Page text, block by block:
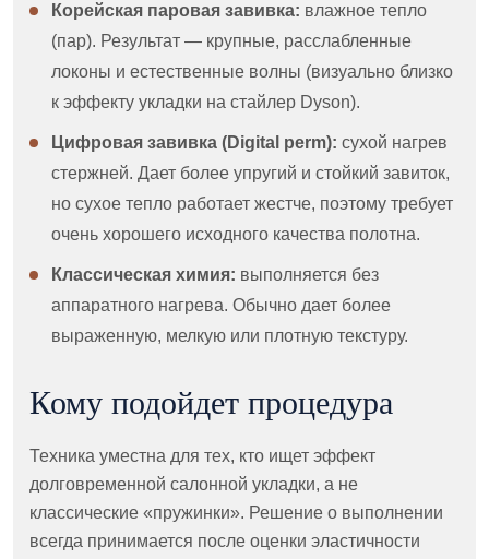
Корейская паровая завивка: влажное тепло
(пар). Результат — крупные, расслабленные
локоны и естественные волны (визуально близко
к эффекту укладки на стайлер Dyson).
Цифровая завивка (Digital perm): сухой нагрев
стержней. Дает более упругий и стойкий завиток,
но сухое тепло работает жестче, поэтому требует
очень хорошего исходного качества полотна.
Классическая химия: выполняется без
аппаратного нагрева. Обычно дает более
выраженную, мелкую или плотную текстуру.
Кому подойдет процедура
Техника уместна для тех, кто ищет эффект
долговременной салонной укладки, а не
классические «пружинки». Решение о выполнении
всегда принимается после оценки эластичности